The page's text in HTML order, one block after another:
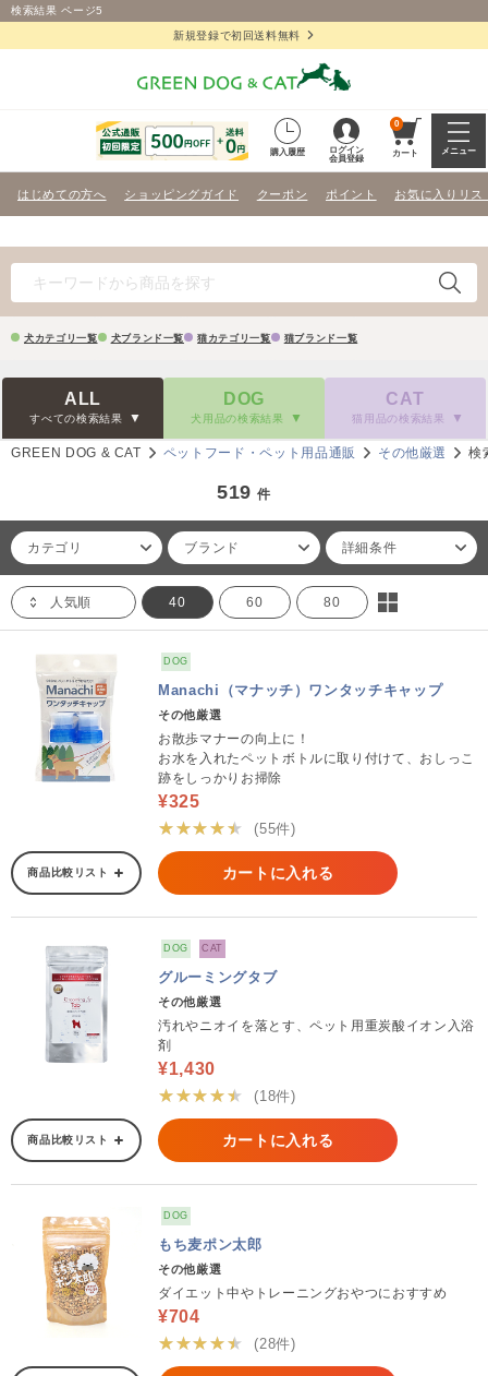
検索結果 ページ5
新規登録で初回送料無料
購入履歴
ログイン
会員登録
0
カート メニュー
はじめての方へ ショッピングガイド クーポン ポイント お気に入りリス
犬カテゴリ一覧 犬ブランド一覧 猫カテゴリ一覧 猫ブランド一覧
ALL
すべての検索結果
DOG
犬用品の検索結果
CAT
猫用品の検索結果
GREEN DOG & CAT ペットフード・ペット用品通販 その他厳選 検
519 件
カテゴリ ブランド 詳細条件
人気順 40 60 80
DOG
Manachi（マナッチ）ワンタッチキャップ
その他厳選
お散歩マナーの向上に！
お水を入れたペットボトルに取り付けて、おしっこ
跡をしっかりお掃除
¥325
★★★★★
(55件)
商品比較リスト カートに入れる
DOG CAT
グルーミングタブ
その他厳選
汚れやニオイを落とす、ペット用重炭酸イオン入浴
剤
¥1,430
★★★★★
(18件)
商品比較リスト カートに入れる
DOG
もち麦ポン太郎
その他厳選
ダイエット中やトレーニングおやつにおすすめ
¥704
★★★★★
(28件)